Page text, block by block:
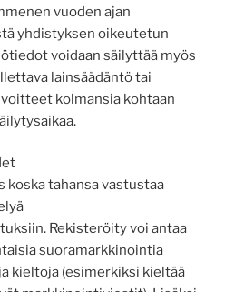
vuoden ajan
yhdistyksen oikeutetun
voidaan säilyttää myös
lainsäädäntö tai
kolmansia kohtaan
koska tahansa vastustaa
Rekisteröity voi antaa
suoramarkkinointia
kieltoja (esimerkiksi kieltää